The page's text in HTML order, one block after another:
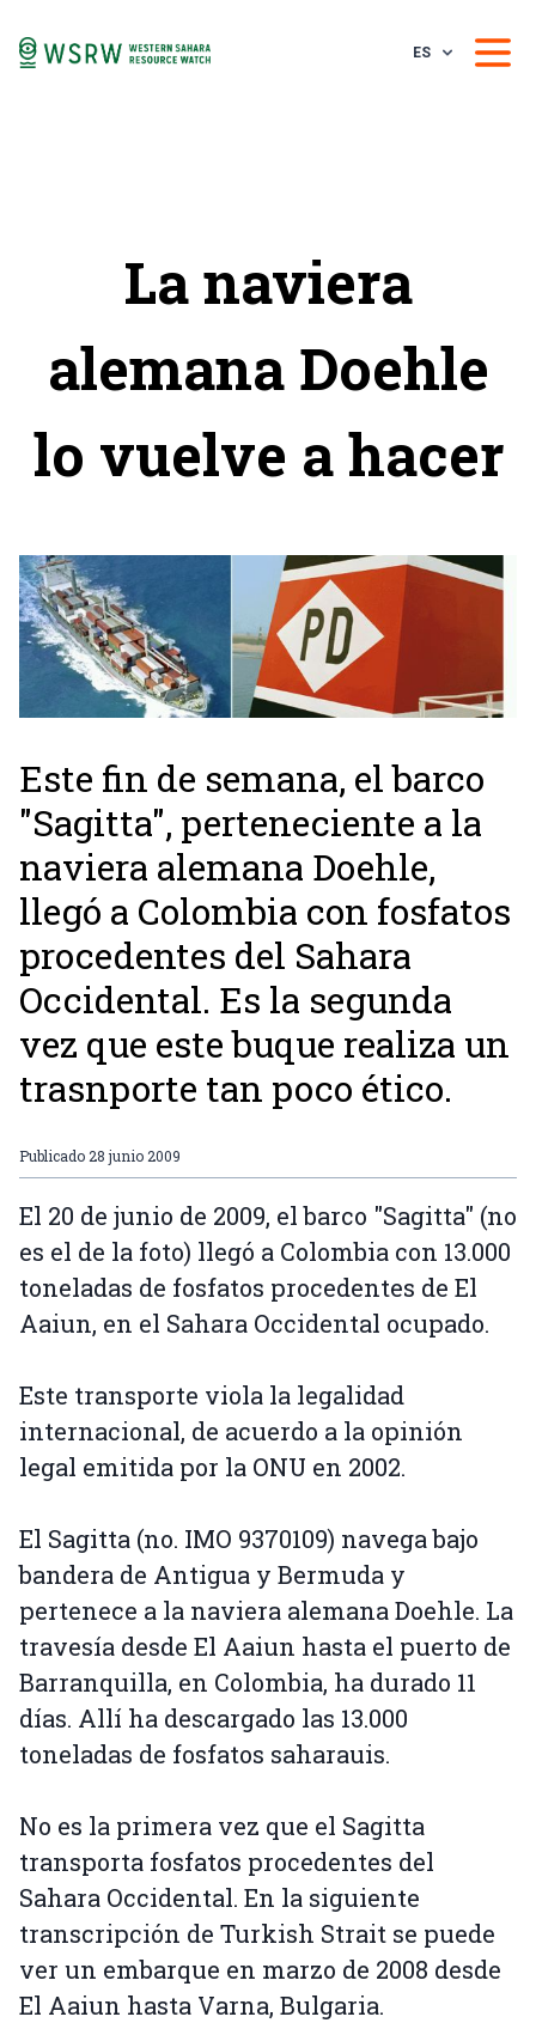
ES
La naviera
alemana Doehle
lo vuelve a hacer
Este fin de semana, el barco
"Sagitta", perteneciente a la
naviera alemana Doehle,
llegó a Colombia con fosfatos
procedentes del Sahara
Occidental. Es la segunda
vez que este buque realiza un
trasnporte tan poco ético.
Publicado28 junio 2009
El 20 de junio de 2009, el barco "Sagitta" (no
es el de la foto) llegó a Colombia con 13.000
toneladas de fosfatos procedentes de El
Aaiun, en el Sahara Occidental ocupado.
Este transporte viola la legalidad
internacional, de acuerdo a la opinión
legal emitida por la ONU en 2002.
El Sagitta (no. IMO 9370109) navega bajo
bandera de Antigua y Bermuda y
pertenece a la naviera alemana Doehle. La
travesía desde El Aaiun hasta el puerto de
Barranquilla, en Colombia, ha durado 11
días. Allí ha descargado las 13.000
toneladas de fosfatos saharauis.
No es la primera vez que el Sagitta
transporta fosfatos procedentes del
Sahara Occidental. En la siguiente
transcripción de Turkish Strait se puede
ver un embarque en marzo de 2008 desde
El Aaiun hasta Varna, Bulgaria.